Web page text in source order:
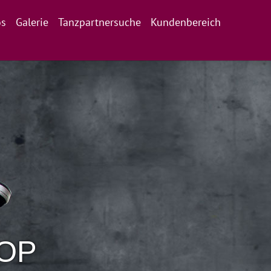
Galerie Tanzpartnersuche Kundenbereich